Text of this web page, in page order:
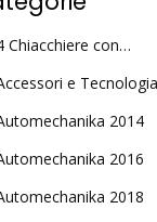
Chiacchiere con…
e Tecnologia
2014
2016
2018